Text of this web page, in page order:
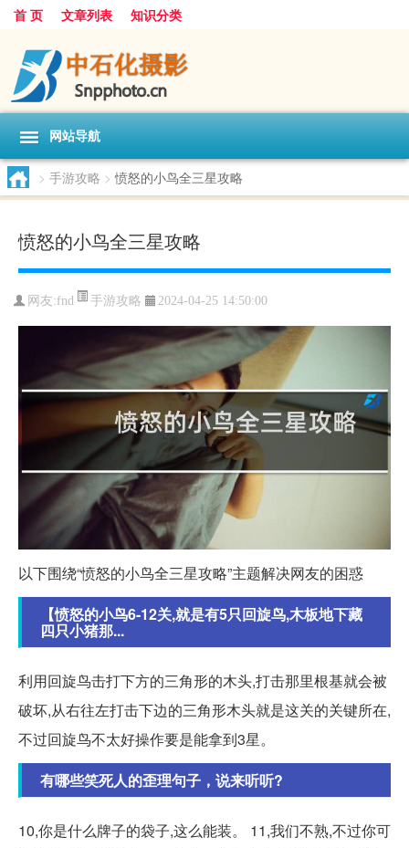
首 页 文章列表 知识分类
网站导航
> 手游攻略 > 愤怒的小鸟全三星攻略
愤怒的小鸟全三星攻略
网友:fnd 手游攻略 2024-04-25 14:50:00
以下围绕“愤怒的小鸟全三星攻略”主题解决网友的困惑
【愤怒的小鸟6-12关,就是有5只回旋鸟,木板地下藏
四只小猪那...
利用回旋鸟击打下方的三角形的木头,打击那里根基就会被
破坏,从右往左打击下边的三角形木头就是这关的关键所在,
不过回旋鸟不太好操作要是能拿到3星。
有哪些笑死人的歪理句子，说来听听?
10,你是什么牌子的袋子,这么能装。 11,我们不熟,不过你可